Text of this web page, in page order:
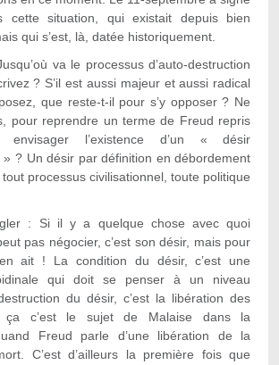
cette situation, qui existait depuis bien
qui s’est, là, datée historiquement.
va le processus d’auto-destruction
? S’il est aussi majeur et aussi radical
que reste-t-il pour s’y opposer ? Ne
pour reprendre un terme de Freud repris
envisager l’existence d’un « désir
» ? Un désir par définition en débordement
processus civilisationnel, toute politique
: Si il y a quelque chose avec quoi
pas négocier, c’est son désir, mais pour
ait ! La condition du désir, c’est une
qui doit se penser à un niveau
du désir, c’est la libération des
ça c’est le sujet de Malaise dans la
Freud parle d’une libération de la
C’est d’ailleurs la première fois que